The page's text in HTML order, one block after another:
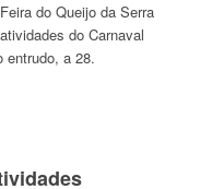
do Queijo da Serra
do Carnaval
entrudo, a 28.